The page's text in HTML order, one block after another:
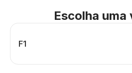
Escolha uma
F1